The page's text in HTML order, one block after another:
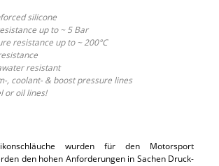
silicone
up to ~ 5 Bar
resistance up to ~ 200°C
resistant
, coolant- & boost pressure lines
or oil lines!
wurden für den Motorsport
den hohen Anforderungen in Sachen Druck-